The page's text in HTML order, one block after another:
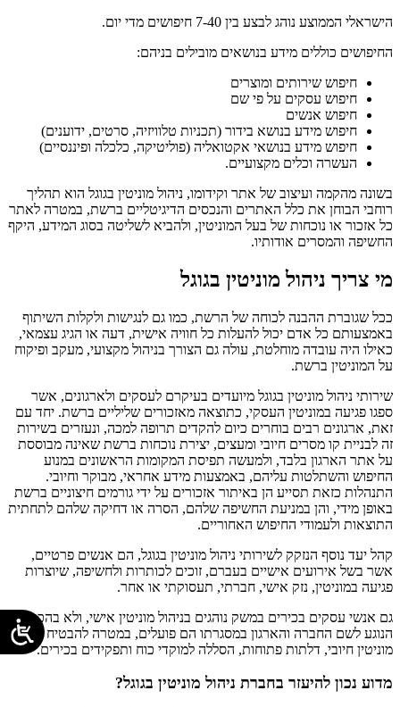
הישראלי הממוצע נוהג לבצע בין 7-40 חיפושים מדי יום.
החיפושים כוללים מידע בנושאים מובילים בניהם:
חיפוש שירותים ומוצרים
חיפוש עסקים על פי שם
חיפוש אנשים
חיפוש מידע בנושא בידור (תכניות טלוויזיה, סרטים, ידוענים)
חיפוש מידע בנושאי אקטואליה (פוליטיקה, כלכלה ופיננסיים)
העשרה וכלים מקצועיים.
בשונה מהקמה ועיצוב של אתר וקידומו, ניהול מוניטין בגוגל הוא תהליך
רוחבי הבוחן את כלל האתרים והנכסים הדיגיטליים ברשת, במטרה לאתר
כל אזכור או נוכחות של בעל המוניטין, ולהביא לשליטה בסוג המידע, היקף
החשיפה והמסרים אודותיו.
מי צריך ניהול מוניטין בגוגל
ככל שגוברת ההבנה לכוחה של הרשת, כמו גם לנגישות ולקלות השיתוף
באמצעותם כל אדם יכול להעלות כל חוויה אישית, דעה או הגיג עצמאי,
כאילו היה עובדה מוחלטת, עולה גם הצורך בניהול מקצועי, מעקב ופיקוח
על המוניטין ברשת.
שירותי ניהול מוניטין בגוגל מיועדים בעיקרם לעסקים ולארגונים, אשר
ספגו פגיעה במוניטין העסקי, כתוצאה מאזכורים שליליים ברשת. יחד עם
זאת, ארגונים רבים בוחרים כיום להקדים תרופה למכה, ונעזרים בשירות
זה לבניית קו מסרים חיובי ומעצים, יצירת נוכחות ברשת שאינה מבוססת
על אתר הארגון בלבד, ולמעשה תפיסת המקומות הראשונים במנוע
החיפוש והשתלטות עליהם, באמצעות מידע אחראי, מבוקר וחיובי.
התנהלות כזאת תסייע הן באיתור אזכורים על ידי גורמים חיצוניים ברשת
באופן מידי, והן במניעת החשיפה שלהם, הסרה או דחיקה שלהם לתחתית
התוצאות ולעמודי החיפוש האחוריים.
קהל יעד נוסף הנזקק לשירותי ניהול מוניטין בגוגל, הם אנשים פרטיים,
אשר בשל אירועים אישיים בעברם, זוכים לכותרות ולחשיפה, שיוצרות
פגיעה במוניטין, נזק אישי, חברתי, תעסוקתי או אחר.
גם אנשי עסקים בכירים במשק נוהגים בניהול מוניטין אישי, ולא בהכרח
הנוגע לשם החברה והארגון במסגרתו הם פועלים, במטרה להבטיח יצירת
מוניטין חיובי, דלתות פתוחות, הסללה למוקדי כוח ותפקידים בכירים.
מדוע נכון להיעזר בחברת ניהול מוניטין בגוגל?